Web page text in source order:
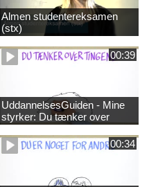
Almen studentereksamen
(stx)
00:39
UddannelsesGuiden - Mine
styrker: Du tænker over
tingene
00:34